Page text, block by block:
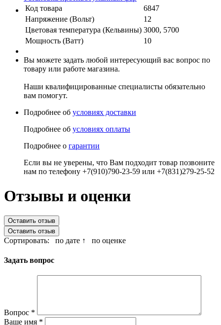
Код товара
6847
Напряжение (Вольт)
12
Цветовая температура (Кельвины) 3000, 5700
Мощность (Ватт)
10
Вы можете задать любой интересующий вас вопрос по
товару или работе магазина.
Наши квалифицированные специалисты обязательно
вам помогут.
Подробнее об условиях доставки
Подробнее об условиях оплаты
Подробнее о гарантии
Если вы не уверены, что Вам подходит товар позвоните
нам по телефону +7(910)790-23-59 или +7(831)279-25-52
Отзывы и оценки
Оставить отзыв
Оставить отзыв
Сортировать: по дате ↑ по оценке
Задать вопрос
Вопрос *
Ваше имя *